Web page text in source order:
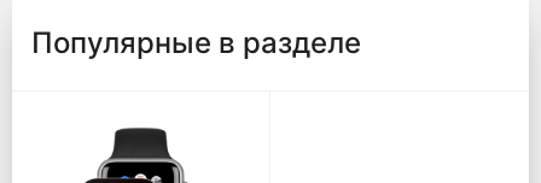
Популярные в разделе